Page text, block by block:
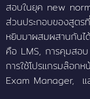
สอบในยุค new
ส่วนประกอบของสูตร
หยิบมาผสมผสานกัน
คือ LMS, การคุมสอ
การใช้โปรแกรมล๊อก
Exam Manager, แ